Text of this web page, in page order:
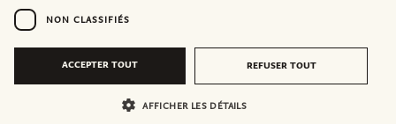
NON CLASSIFIÉS
ACCEPTER TOUT REFUSER TOUT
AFFICHER LES DÉTAILS